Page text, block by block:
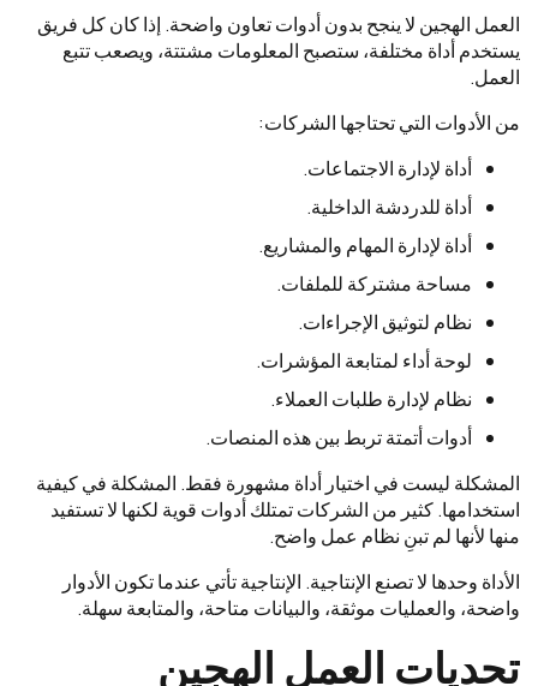
العمل الهجين لا ينجح بدون أدوات تعاون واضحة. إذا كان كل فريق
يستخدم أداة مختلفة، ستصبح المعلومات مشتتة، ويصعب تتبع
العمل.
من الأدوات التي تحتاجها الشركات:
أداة لإدارة الاجتماعات.
أداة للدردشة الداخلية.
أداة لإدارة المهام والمشاريع.
مساحة مشتركة للملفات.
نظام لتوثيق الإجراءات.
لوحة أداء لمتابعة المؤشرات.
نظام لإدارة طلبات العملاء.
أدوات أتمتة تربط بين هذه المنصات.
المشكلة ليست في اختيار أداة مشهورة فقط. المشكلة في كيفية
استخدامها. كثير من الشركات تمتلك أدوات قوية لكنها لا تستفيد
منها لأنها لم تبنِ نظام عمل واضح.
الأداة وحدها لا تصنع الإنتاجية. الإنتاجية تأتي عندما تكون الأدوار
واضحة، والعمليات موثقة، والبيانات متاحة، والمتابعة سهلة.
تحديات العمل الهجين